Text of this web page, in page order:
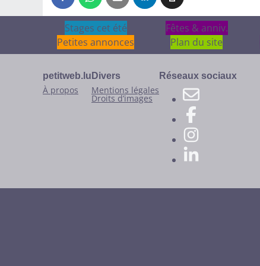
Stages cet été
Stages cet été Fêtes & anniv.
Fêtes & anniv.
Petites annonces
Plan du site
petitweb.lu
À propos
Divers
Mentions légales
Droits d’images
Réseaux sociaux